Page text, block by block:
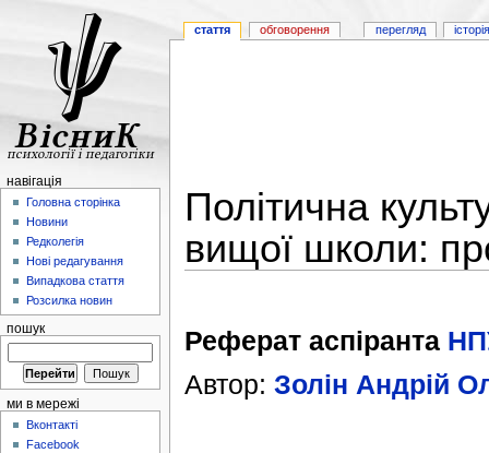
Політична
вищої школи:
Реферат аспіранта
Автор: Золін Андрій
стаття обговорення перегляд
навігація
Головна сторінка
Новини
Редколегія
Нові редагування
Випадкова стаття
Розсилка новин
пошук
ми в мережі
Вконтакті
Facebook